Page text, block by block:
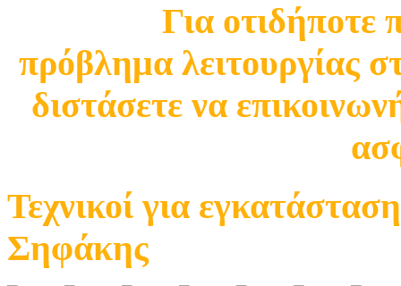
Για οτιδήποτε
πρόβλημα λειτουργίας
διστάσετε να
Τεχνικοί για
Σηφάκης